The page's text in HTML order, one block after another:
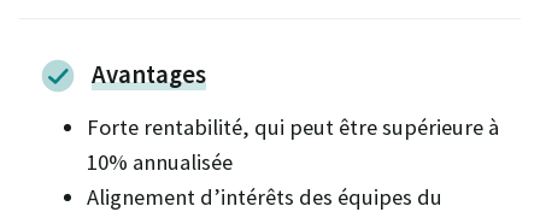
Avantages
Forte rentabilité, qui peut être supérieure à
10% annualisée
Alignement d’intérêts des équipes du